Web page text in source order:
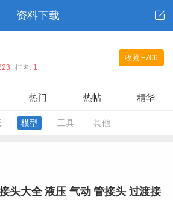
资料下载
收藏 +706
排名: 1
热门 热帖 精华
模型 工具 其他
头大全 液压 气动 管接头 过渡接